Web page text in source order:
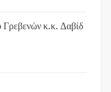
κ.κ. Δαβίδ